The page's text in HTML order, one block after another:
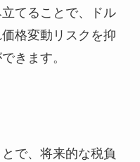
てることで、ドル
格変動リスクを抑
きます。
で、将来的な税負